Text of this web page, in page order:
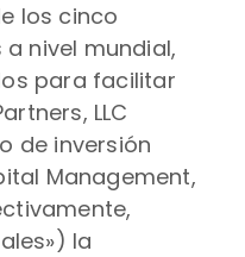
los cinco
nivel mundial,
para facilitar
LLC
de inversión
Management,
la